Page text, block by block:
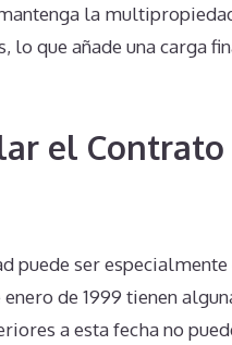
la
lo que añade una carga
el
puede ser
de 1999 tienen
a esta fecha no